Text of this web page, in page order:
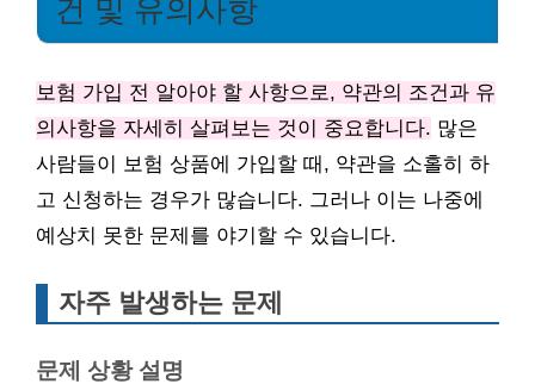
건 및 유의사항
보험 가입 전 알아야 할 사항으로, 약관의 조건과 유
의사항을 자세히 살펴보는 것이 중요합니다. 많은
사람들이 보험 상품에 가입할 때, 약관을 소홀히 하
고 신청하는 경우가 많습니다. 그러나 이는 나중에
예상치 못한 문제를 야기할 수 있습니다.
자주 발생하는 문제
문제 상황 설명